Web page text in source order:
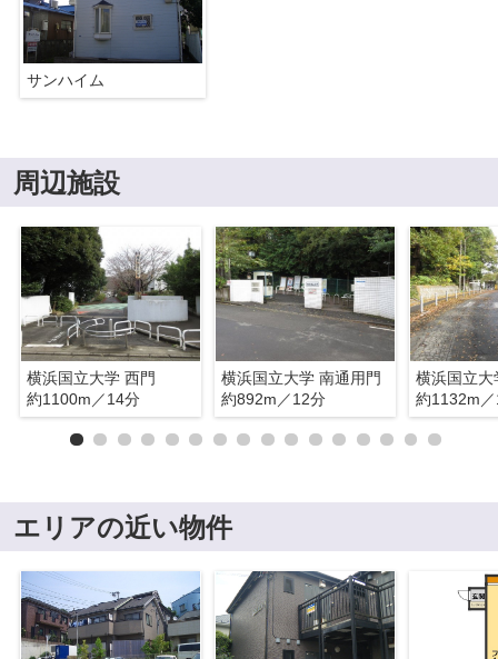
サンハイム
周辺施設
横浜国立大学 西門
約1100m／14分
横浜国立大学 南通用門
約892m／12分
横浜国立大
約1132m
エリアの近い物件